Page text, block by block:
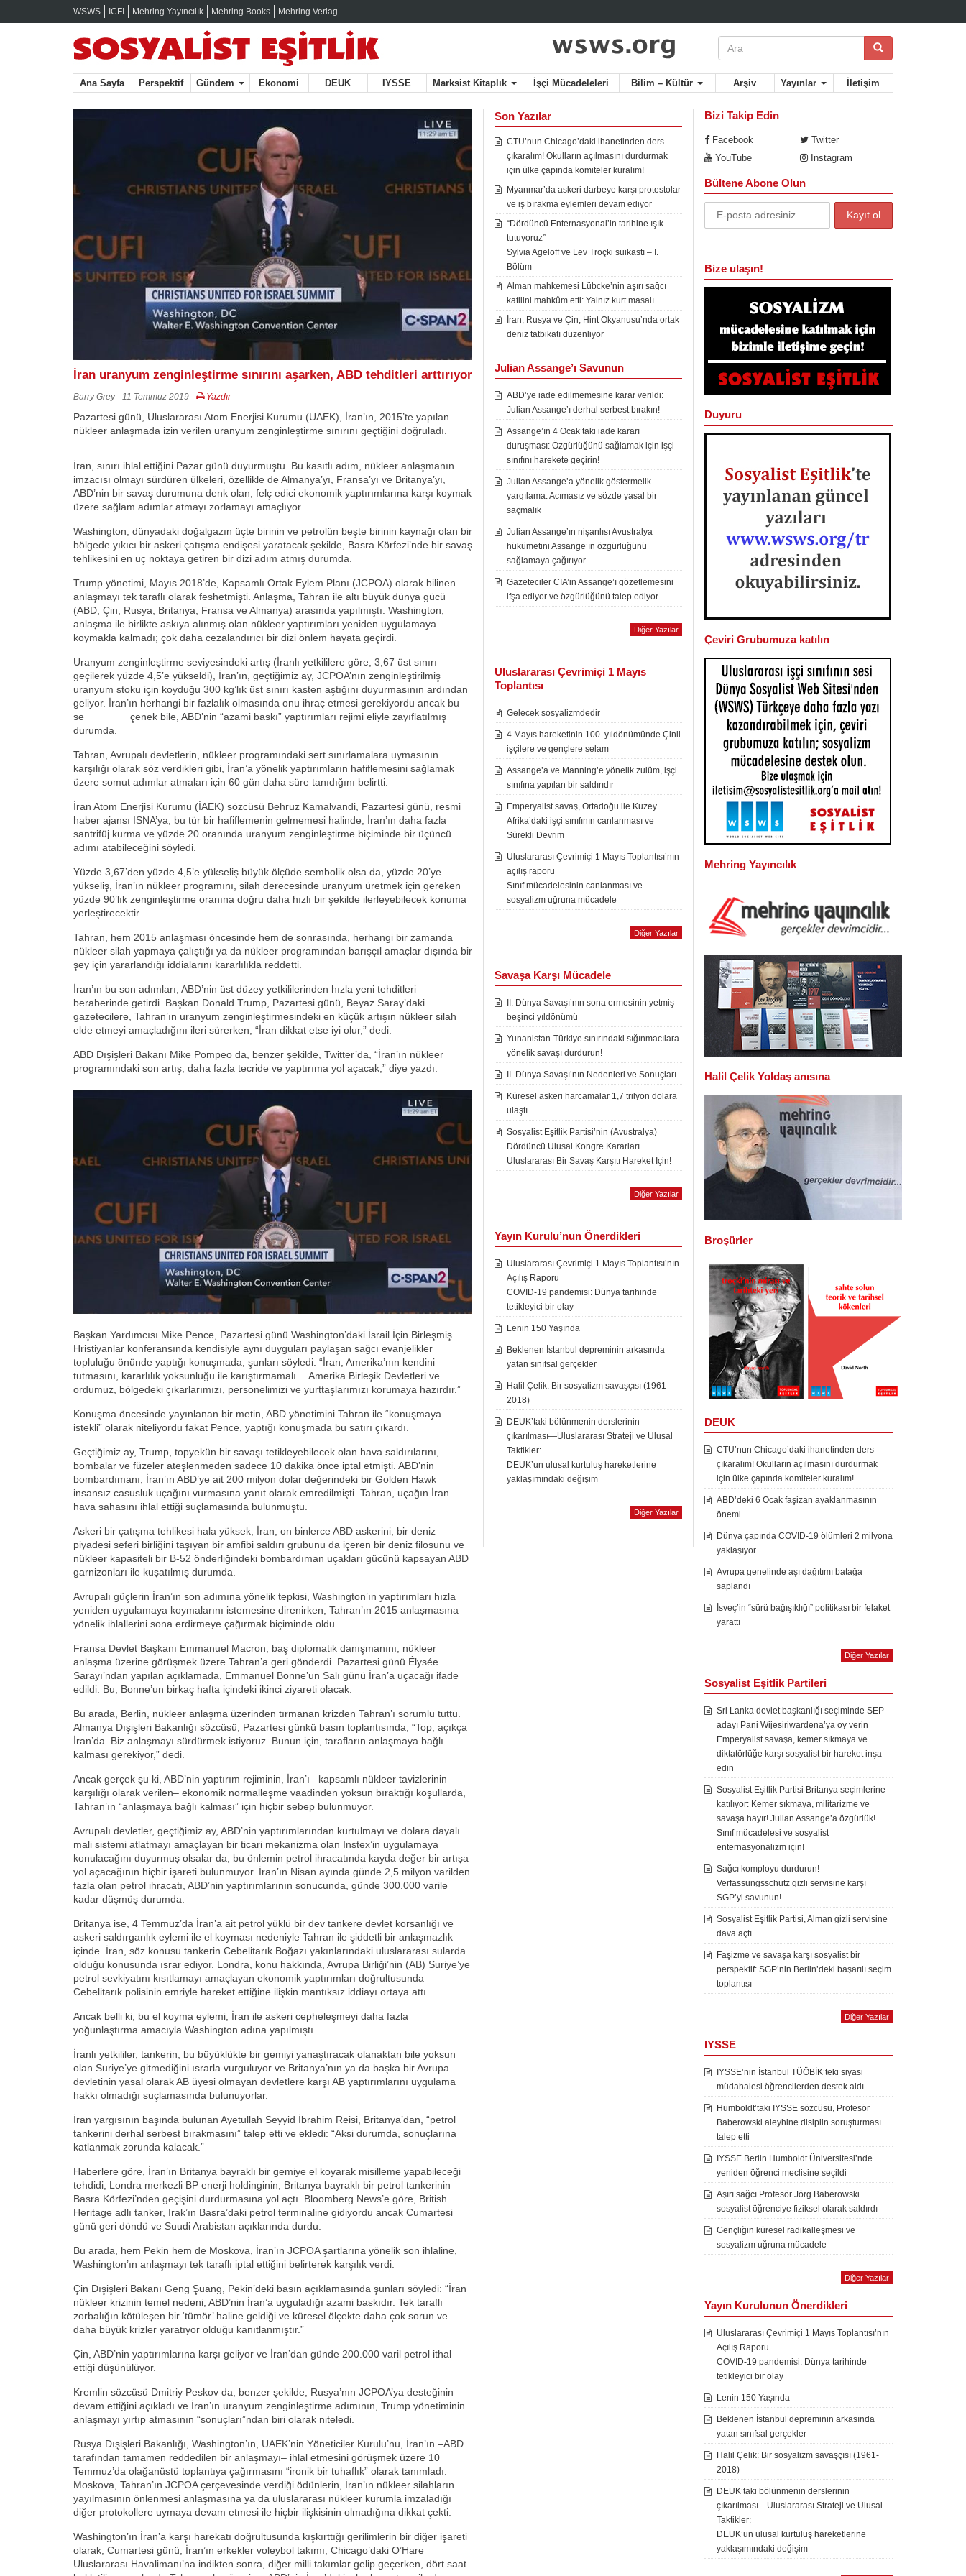
WSWS ICFI Mehring Yayıncılık Mehring Books Mehring Verlag
Ana Sayfa Perspektif Gündem Ekonomi DEUK IYSSE Marksist Kitaplık İşçi Mücadeleleri Bilim – Kültür Arşiv Yayınlar İletişim
İran uranyum zenginleştirme sınırını aşarken, ABD tehditleri arttırıyor
Barry Grey 11 Temmuz 2019 Yazdır
Pazartesi günü, Uluslararası Atom Enerjisi Kurumu (UAEK), İran’ın, 2015’te yapılan
nükleer anlaşmada izin verilen uranyum zenginleştirme sınırını geçtiğini doğruladı.
İran, sınırı ihlal ettiğini Pazar günü duyurmuştu. Bu kasıtlı adım, nükleer anlaşmanın
imzacısı olmayı sürdüren ülkeleri, özellikle de Almanya’yı, Fransa’yı ve Britanya’yı,
ABD’nin bir savaş durumuna denk olan, felç edici ekonomik yaptırımlarına karşı koymak
üzere sağlam adımlar atmayı zorlamayı amaçlıyor.
Washington, dünyadaki doğalgazın üçte birinin ve petrolün beşte birinin kaynağı olan bir
bölgede yıkıcı bir askeri çatışma endişesi yaratacak şekilde, Basra Körfezi’nde bir savaş
tehlikesini en uç noktaya getiren bir dizi adım atmış durumda.
Trump yönetimi, Mayıs 2018’de, Kapsamlı Ortak Eylem Planı (JCPOA) olarak bilinen
anlaşmayı tek taraflı olarak feshetmişti. Anlaşma, Tahran ile altı büyük dünya gücü
(ABD, Çin, Rusya, Britanya, Fransa ve Almanya) arasında yapılmıştı. Washington,
anlaşma ile birlikte askıya alınmış olan nükleer yaptırımları yeniden uygulamaya
koymakla kalmadı; çok daha cezalandırıcı bir dizi önlem hayata geçirdi.
Uranyum zenginleştirme seviyesindeki artış (İranlı yetkililere göre, 3,67 üst sınırı
geçilerek yüzde 4,5’e yükseldi), İran’ın, geçtiğimiz ay, JCPOA’nın zenginleştirilmiş
uranyum stoku için koyduğu 300 kg’lık üst sınırı kasten aştığını duyurmasının ardından
geliyor. İran’ın herhangi bir fazlalık olmasında onu ihraç etmesi gerekiyordu ancak bu
se çenek bile, ABD’nin “azami baskı” yaptırımları rejimi eliyle zayıflatılmış
durumda.
Tahran, Avrupalı devletlerin, nükleer programındaki sert sınırlamalara uymasının
karşılığı olarak söz verdikleri gibi, İran’a yönelik yaptırımların hafiflemesini sağlamak
üzere somut adımlar atmaları için 60 gün daha süre tanıdığını belirtti.
İran Atom Enerjisi Kurumu (İAEK) sözcüsü Behruz Kamalvandi, Pazartesi günü, resmi
haber ajansı ISNA’ya, bu tür bir hafiflemenin gelmemesi halinde, İran’ın daha fazla
santrifüj kurma ve yüzde 20 oranında uranyum zenginleştirme biçiminde bir üçüncü
adımı atabileceğini söyledi.
Yüzde 3,67’den yüzde 4,5’e yükseliş büyük ölçüde sembolik olsa da, yüzde 20’ye
yükseliş, İran’ın nükleer programını, silah derecesinde uranyum üretmek için gereken
yüzde 90’lık zenginleştirme oranına doğru daha hızlı bir şekilde ilerleyebilecek konuma
yerleştirecektir.
Tahran, hem 2015 anlaşması öncesinde hem de sonrasında, herhangi bir zamanda
nükleer silah yapmaya çalıştığı ya da nükleer programından barışçıl amaçlar dışında bir
şey için yararlandığı iddialarını kararlılıkla reddetti.
İran’ın bu son adımları, ABD’nin üst düzey yetkililerinden hızla yeni tehditleri
beraberinde getirdi. Başkan Donald Trump, Pazartesi günü, Beyaz Saray’daki
gazetecilere, Tahran’ın uranyum zenginleştirmesindeki en küçük artışın nükleer silah
elde etmeyi amaçladığını ileri sürerken, “İran dikkat etse iyi olur,” dedi.
ABD Dışişleri Bakanı Mike Pompeo da, benzer şekilde, Twitter’da, “İran’ın nükleer
programındaki son artış, daha fazla tecride ve yaptırıma yol açacak,” diye yazdı.
Başkan Yardımcısı Mike Pence, Pazartesi günü Washington’daki İsrail İçin Birleşmiş
Hristiyanlar konferansında kendisiyle aynı duyguları paylaşan sağcı evanjelikler
topluluğu önünde yaptığı konuşmada, şunları söyledi: “İran, Amerika’nın kendini
tutmasını, kararlılık yoksunluğu ile karıştırmamalı… Amerika Birleşik Devletleri ve
ordumuz, bölgedeki çıkarlarımızı, personelimizi ve yurttaşlarımızı korumaya hazırdır.”
Konuşma öncesinde yayınlanan bir metin, ABD yönetimini Tahran ile “konuşmaya
istekli” olarak niteliyordu fakat Pence, yaptığı konuşmada bu satırı çıkardı.
Geçtiğimiz ay, Trump, topyekün bir savaşı tetikleyebilecek olan hava saldırılarını,
bombalar ve füzeler ateşlenmeden sadece 10 dakika önce iptal etmişti. ABD’nin
bombardımanı, İran’ın ABD’ye ait 200 milyon dolar değerindeki bir Golden Hawk
insansız casusluk uçağını vurmasına yanıt olarak emredilmişti. Tahran, uçağın İran
hava sahasını ihlal ettiği suçlamasında bulunmuştu.
Askeri bir çatışma tehlikesi hala yüksek; İran, on binlerce ABD askerini, bir deniz
piyadesi seferi birliğini taşıyan bir amfibi saldırı grubunu da içeren bir deniz filosunu ve
nükleer kapasiteli bir B-52 önderliğindeki bombardıman uçakları gücünü kapsayan ABD
garnizonları ile kuşatılmış durumda.
Avrupalı güçlerin İran’ın son adımına yönelik tepkisi, Washington’ın yaptırımları hızla
yeniden uygulamaya koymalarını istemesine direnirken, Tahran’ın 2015 anlaşmasına
yönelik ihlallerini sona erdirmeye çağırmak biçiminde oldu.
Fransa Devlet Başkanı Emmanuel Macron, baş diplomatik danışmanını, nükleer
anlaşma üzerine görüşmek üzere Tahran’a geri gönderdi. Pazartesi günü Élysée
Sarayı’ndan yapılan açıklamada, Emmanuel Bonne’un Salı günü İran’a uçacağı ifade
edildi. Bu, Bonne’un birkaç hafta içindeki ikinci ziyareti olacak.
Bu arada, Berlin, nükleer anlaşma üzerinden tırmanan krizden Tahran’ı sorumlu tuttu.
Almanya Dışişleri Bakanlığı sözcüsü, Pazartesi günkü basın toplantısında, “Top, açıkça
İran’da. Biz anlaşmayı sürdürmek istiyoruz. Bunun için, tarafların anlaşmaya bağlı
kalması gerekiyor,” dedi.
Ancak gerçek şu ki, ABD’nin yaptırım rejiminin, İran’ı –kapsamlı nükleer tavizlerinin
karşılığı olarak verilen– ekonomik normalleşme vaadinden yoksun bıraktığı koşullarda,
Tahran’ın “anlaşmaya bağlı kalması” için hiçbir sebep bulunmuyor.
Avrupalı devletler, geçtiğimiz ay, ABD’nin yaptırımlarından kurtulmayı ve dolara dayalı
mali sistemi atlatmayı amaçlayan bir ticari mekanizma olan Instex’in uygulamaya
konulacağını duyurmuş olsalar da, bu önlemin petrol ihracatında kayda değer bir artışa
yol açacağının hiçbir işareti bulunmuyor. İran’ın Nisan ayında günde 2,5 milyon varilden
fazla olan petrol ihracatı, ABD’nin yaptırımlarının sonucunda, günde 300.000 varile
kadar düşmüş durumda.
Britanya ise, 4 Temmuz’da İran’a ait petrol yüklü bir dev tankere devlet korsanlığı ve
askeri saldırganlık eylemi ile el koyması nedeniyle Tahran ile şiddetli bir anlaşmazlık
içinde. İran, söz konusu tankerin Cebelitarık Boğazı yakınlarındaki uluslararası sularda
olduğu konusunda ısrar ediyor. Londra, konu hakkında, Avrupa Birliği’nin (AB) Suriye’ye
petrol sevkiyatını kısıtlamayı amaçlayan ekonomik yaptırımları doğrultusunda
Cebelitarık polisinin emriyle hareket ettiğine ilişkin mantıksız iddiayı ortaya attı.
Ancak belli ki, bu el koyma eylemi, İran ile askeri cepheleşmeyi daha fazla
yoğunlaştırma amacıyla Washington adına yapılmıştı.
İranlı yetkililer, tankerin, bu büyüklükte bir gemiyi yanaştıracak olanaktan bile yoksun
olan Suriye’ye gitmediğini ısrarla vurguluyor ve Britanya’nın ya da başka bir Avrupa
devletinin yasal olarak AB üyesi olmayan devletlere karşı AB yaptırımlarını uygulama
hakkı olmadığı suçlamasında bulunuyorlar.
İran yargısının başında bulunan Ayetullah Seyyid İbrahim Reisi, Britanya’dan, “petrol
tankerini derhal serbest bırakmasını” talep etti ve ekledi: “Aksi durumda, sonuçlarına
katlanmak zorunda kalacak.”
Haberlere göre, İran’ın Britanya bayraklı bir gemiye el koyarak misilleme yapabileceği
tehdidi, Londra merkezli BP enerji holdinginin, Britanya bayraklı bir petrol tankerinin
Basra Körfezi’nden geçişini durdurmasına yol açtı. Bloomberg News’e göre, British
Heritage adlı tanker, Irak’ın Basra’daki petrol terminaline gidiyordu ancak Cumartesi
günü geri döndü ve Suudi Arabistan açıklarında durdu.
Bu arada, hem Pekin hem de Moskova, İran’ın JCPOA şartlarına yönelik son ihlaline,
Washington’ın anlaşmayı tek taraflı iptal ettiğini belirterek karşılık verdi.
Çin Dışişleri Bakanı Geng Şuang, Pekin’deki basın açıklamasında şunları söyledi: “İran
nükleer krizinin temel nedeni, ABD’nin İran’a uyguladığı azami baskıdır. Tek taraflı
zorbalığın kötüleşen bir ‘tümör’ haline geldiği ve küresel ölçekte daha çok sorun ve
daha büyük krizler yaratıyor olduğu kanıtlanmıştır.”
Çin, ABD’nin yaptırımlarına karşı geliyor ve İran’dan günde 200.000 varil petrol ithal
ettiği düşünülüyor.
Kremlin sözcüsü Dmitriy Peskov da, benzer şekilde, Rusya’nın JCPOA’ya desteğinin
devam ettiğini açıkladı ve İran’ın uranyum zenginleştirme adımının, Trump yönetiminin
anlaşmayı yırtıp atmasının “sonuçları”ndan biri olarak niteledi.
Rusya Dışişleri Bakanlığı, Washington’ın, UAEK’nin Yöneticiler Kurulu’nu, İran’ın –ABD
tarafından tamamen reddedilen bir anlaşmayı– ihlal etmesini görüşmek üzere 10
Temmuz’da olağanüstü toplantıya çağırmasını “ironik bir tuhaflık” olarak tanımladı.
Moskova, Tahran’ın JCPOA çerçevesinde verdiği ödünlerin, İran’ın nükleer silahların
yayılmasının önlenmesi anlaşmasına ya da uluslararası nükleer kurumla imzaladığı
diğer protokollere uymaya devam etmesi ile hiçbir ilişkisinin olmadığına dikkat çekti.
Washington’ın İran’a karşı harekatı doğrultusunda kışkırttığı gerilimlerin bir diğer işareti
olarak, Cumartesi günü, İran’ın erkekler voleybol takımı, Chicago’daki O’Hare
Uluslararası Havalimanı’na indikten sonra, diğer milli takımlar gelip geçerken, dört saat
Son Yazılar
CTU’nun Chicago’daki ihanetinden ders
çıkaralım! Okulların açılmasını durdurmak
için ülke çapında komiteler kuralım!
Myanmar’da askeri darbeye karşı protestolar
ve iş bırakma eylemleri devam ediyor
“Dördüncü Enternasyonal’in tarihine ışık
tutuyoruz”
Sylvia Ageloff ve Lev Troçki suikastı – I.
Bölüm
Alman mahkemesi Lübcke’nin aşırı sağcı
katilini mahkûm etti: Yalnız kurt masalı
İran, Rusya ve Çin, Hint Okyanusu’nda ortak
deniz tatbikatı düzenliyor
Julian Assange’ı Savunun
ABD’ye iade edilmemesine karar verildi:
Julian Assange’ı derhal serbest bırakın!
Assange’ın 4 Ocak’taki iade kararı
duruşması: Özgürlüğünü sağlamak için işçi
sınıfını harekete geçirin!
Julian Assange’a yönelik göstermelik
yargılama: Acımasız ve sözde yasal bir
saçmalık
Julian Assange’ın nişanlısı Avustralya
hükümetini Assange’ın özgürlüğünü
sağlamaya çağırıyor
Gazeteciler CIA’in Assange’ı gözetlemesini
ifşa ediyor ve özgürlüğünü talep ediyor
Diğer Yazılar
Uluslararası Çevrimiçi 1 Mayıs
Toplantısı
Gelecek sosyalizmdedir
4 Mayıs hareketinin 100. yıldönümünde Çinli
işçilere ve gençlere selam
Assange’a ve Manning’e yönelik zulüm, işçi
sınıfına yapılan bir saldırıdır
Emperyalist savaş, Ortadoğu ile Kuzey
Afrika’daki işçi sınıfının canlanması ve
Sürekli Devrim
Uluslararası Çevrimiçi 1 Mayıs Toplantısı’nın
açılış raporu
Sınıf mücadelesinin canlanması ve
sosyalizm uğruna mücadele
Diğer Yazılar
Savaşa Karşı Mücadele
II. Dünya Savaşı’nın sona ermesinin yetmiş
beşinci yıldönümü
Yunanistan-Türkiye sınırındaki sığınmacılara
yönelik savaşı durdurun!
II. Dünya Savaşı’nın Nedenleri ve Sonuçları
Küresel askeri harcamalar 1,7 trilyon dolara
ulaştı
Sosyalist Eşitlik Partisi’nin (Avustralya)
Dördüncü Ulusal Kongre Kararları
Uluslararası Bir Savaş Karşıtı Hareket İçin!
Diğer Yazılar
Yayın Kurulu’nun Önerdikleri
Uluslararası Çevrimiçi 1 Mayıs Toplantısı’nın
Açılış Raporu
COVID-19 pandemisi: Dünya tarihinde
tetikleyici bir olay
Lenin 150 Yaşında
Beklenen İstanbul depreminin arkasında
yatan sınıfsal gerçekler
Halil Çelik: Bir sosyalizm savaşçısı (1961-
2018)
DEUK’taki bölünmenin derslerinin
çıkarılması—Uluslararası Strateji ve Ulusal
Taktikler:
DEUK’un ulusal kurtuluş hareketlerine
yaklaşımındaki değişim
Diğer Yazılar
Bizi Takip Edin
Facebook
Twitter
YouTube
Instagram
Bültene Abone Olun
Bize ulaşın!
Duyuru
Çeviri Grubumuza katılın
Mehring Yayıncılık
Halil Çelik Yoldaş anısına
Broşürler
DEUK
CTU’nun Chicago’daki ihanetinden ders
çıkaralım! Okulların açılmasını durdurmak
için ülke çapında komiteler kuralım!
ABD’deki 6 Ocak faşizan ayaklanmasının
önemi
Dünya çapında COVID-19 ölümleri 2 milyona
yaklaşıyor
Avrupa genelinde aşı dağıtımı batağa
saplandı
İsveç’in “sürü bağışıklığı” politikası bir felaket
yarattı
Diğer Yazılar
Sosyalist Eşitlik Partileri
Sri Lanka devlet başkanlığı seçiminde SEP
adayı Pani Wijesiriwardena’ya oy verin
Emperyalist savaşa, kemer sıkmaya ve
diktatörlüğe karşı sosyalist bir hareket inşa
edin
Sosyalist Eşitlik Partisi Britanya seçimlerine
katılıyor: Kemer sıkmaya, militarizme ve
savaşa hayır! Julian Assange’a özgürlük!
Sınıf mücadelesi ve sosyalist
enternasyonalizm için!
Sağcı komployu durdurun!
Verfassungsschutz gizli servisine karşı
SGP’yi savunun!
Sosyalist Eşitlik Partisi, Alman gizli servisine
dava açtı
Faşizme ve savaşa karşı sosyalist bir
perspektif: SGP’nin Berlin’deki başarılı seçim
toplantısı
Diğer Yazılar
IYSSE
IYSSE’nin İstanbul TÜÖBİK’teki siyasi
müdahalesi öğrencilerden destek aldı
Humboldt’taki IYSSE sözcüsü, Profesör
Baberowski aleyhine disiplin soruşturması
talep etti
IYSSE Berlin Humboldt Üniversitesi’nde
yeniden öğrenci meclisine seçildi
Aşırı sağcı Profesör Jörg Baberowski
sosyalist öğrenciye fiziksel olarak saldırdı
Gençliğin küresel radikalleşmesi ve
sosyalizm uğruna mücadele
Diğer Yazılar
Yayın Kurulunun Önerdikleri
Uluslararası Çevrimiçi 1 Mayıs Toplantısı’nın
Açılış Raporu
COVID-19 pandemisi: Dünya tarihinde
tetikleyici bir olay
Lenin 150 Yaşında
Beklenen İstanbul depreminin arkasında
yatan sınıfsal gerçekler
Halil Çelik: Bir sosyalizm savaşçısı (1961-
2018)
DEUK’taki bölünmenin derslerinin
çıkarılması—Uluslararası Strateji ve Ulusal
Taktikler:
DEUK’un ulusal kurtuluş hareketlerine
yaklaşımındaki değişim